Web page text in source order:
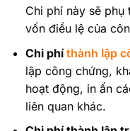
Chi phí này sẽ
vốn điều lệ của
Chi phíthành lập
lập công chứng,
hoạt động, in ấn
liên quan khác.